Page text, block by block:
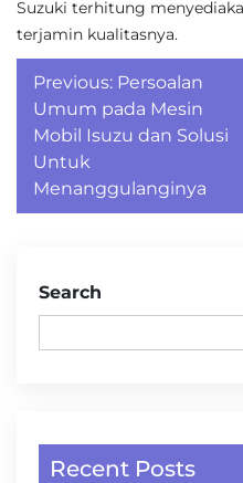
Suzuki terhitung
terjamin kualitasnya.
Post
navigation
Previous: Persoalan
Umum pada Mesin
Mobil Isuzu dan Solusi
Untuk
Menanggulanginya
Search
Recent Posts